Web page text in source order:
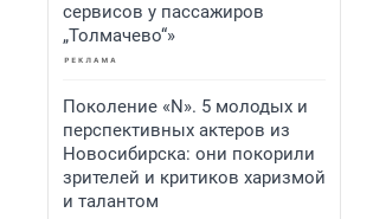
сервисов у пассажиров
„Толмачево“»
Поколение «N». 5 молодых и
перспективных актеров из
Новосибирска: они покорили
зрителей и критиков харизмой
и талантом